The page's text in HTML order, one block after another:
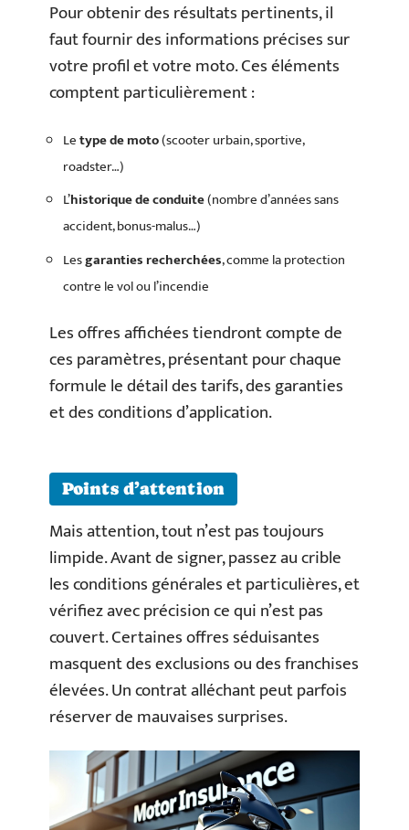
Pour obtenir des résultats pertinents, il
faut fournir des informations précises sur
votre profil et votre moto. Ces éléments
comptent particulièrement :
Letype de moto(scooter urbain, sportive,
roadster…)
L’historique de conduite(nombre d’années sans
accident, bonus-malus…)
Lesgaranties recherchées, comme la protection
contre le vol ou l’incendie
Les offres affichées tiendront compte de
ces paramètres, présentant pour chaque
formule le détail des tarifs, des garanties
et des conditions d’application.
Points d’attention
Mais attention, tout n’est pas toujours
limpide. Avant de signer, passez au crible
les conditions générales et particulières, et
vérifiez avec précision ce qui n’est pas
couvert. Certaines offres séduisantes
masquent des exclusions ou des franchises
élevées. Un contrat alléchant peut parfois
réserver de mauvaises surprises.